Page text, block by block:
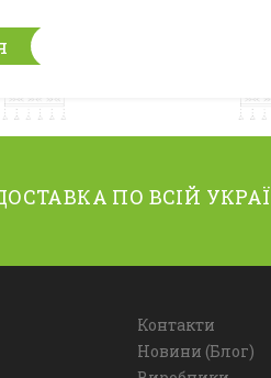
ПО ВСІЙ
Контакти
Новини (Блог)